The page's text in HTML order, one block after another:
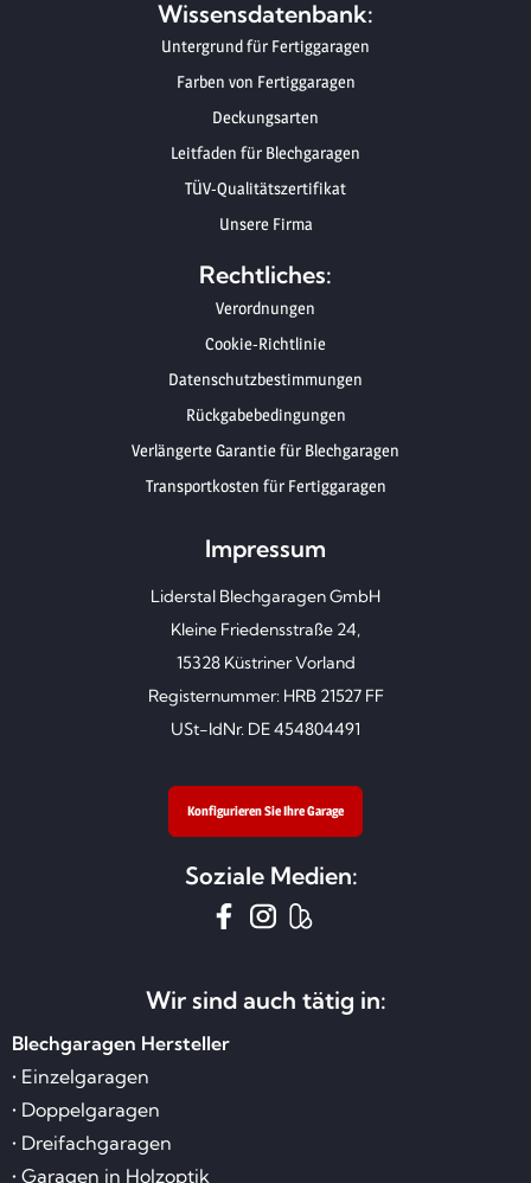
Wissensdatenbank:
Untergrund für Fertiggaragen
Farben von Fertiggaragen
Deckungsarten
Leitfaden für Blechgaragen
TÜV-Qualitätszertifikat
Unsere Firma
Rechtliches:
Verordnungen
Cookie-Richtlinie
Datenschutzbestimmungen
Rückgabebedingungen
Verlängerte Garantie für Blechgaragen
Transportkosten für Fertiggaragen
Impressum
Liderstal Blechgaragen GmbH
Kleine Friedensstraße 24,
15328 Küstriner Vorland
Registernummer: HRB 21527 FF
USt-IdNr. DE 454804491
Konfigurieren Sie Ihre Garage
Soziale Medien:
Wir sind auch tätig in:
Blechgaragen Hersteller
• Einzelgaragen
• Doppelgaragen
• Dreifachgaragen
• Garagen in Holzoptik